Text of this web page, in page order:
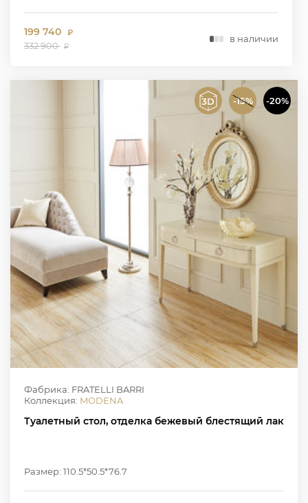
199 740 ₽
332 900 ₽
в наличии
-15% -20%
Фабрика: FRATELLI BARRI
Коллекция: MODENA
Туалетный стол, отделка бежевый блестящий лак
Размер: 110.5*50.5*76.7